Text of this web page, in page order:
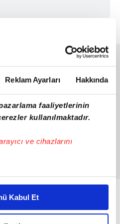
Reklam Ayarları Hakkında
faaliyetlerinin
kullanılmaktadır.
ve cihazlarını
sizlere özel
Bunu yaparken
reklam deneyimi sunmak
Kabul Et
Enstitüsü'nde görev